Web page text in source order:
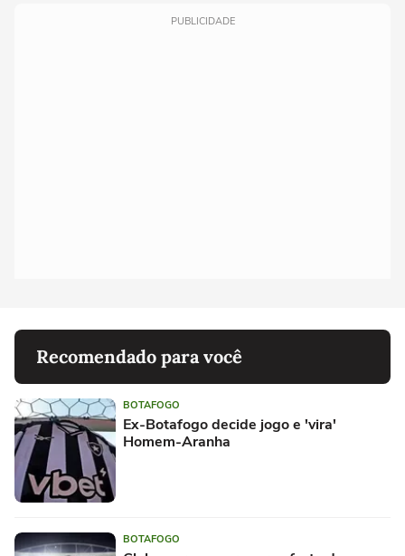
PUBLICIDADE
Recomendado para você
BOTAFOGO
Ex-Botafogo decide jogo e 'vira'
Homem-Aranha
BOTAFOGO